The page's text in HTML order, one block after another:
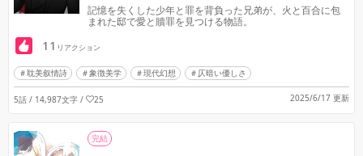
記憶を失くした少年と罪を背負った兄弟が、火と百合に包
まれた邸で愛と贖罪を見つける物語。
11 リアクション
耽美叙情詩 象徴美学 現代幻想 仄暗い優しさ
5話 / 14,987文字 / 25 2025/6/17 更新
完結